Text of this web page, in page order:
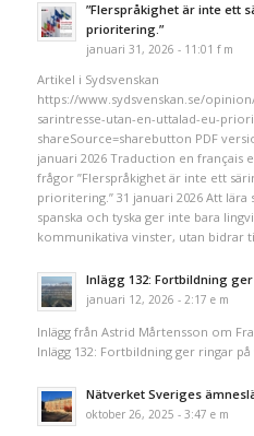
”Flerspråkighet är inte ett
prioritering.”
januari 31, 2026 - 11:01 f m
Artikel i Sydsvenskan
https://www.sydsvenskan.se/
sarintresse-utan-en-uttalad-eu-
shareSource=sharebutton PDF
januari 2026 Traduction en français
frågor ”Flerspråkighet är inte ett
prioritering.” 31 januari 2026 Att lära
spanska och tyska ger inte bara
kommunikativa vinster, utan bidrar
Inlägg 132: Fortbildning
januari 12, 2026 - 2:17 e m
Inlägg från Astrid Mårtensson om
Inlägg 132: Fortbildning ger ringar
Nätverket Sveriges
oktober 26, 2025 - 3:47 e m